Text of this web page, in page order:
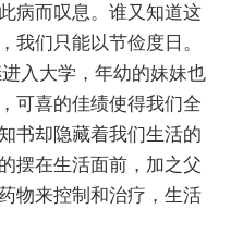
病而叹息。谁又知道这
我们只能以节俭度日。
入大学，年幼的妹妹也
可喜的佳绩使得我们全
书却隐藏着我们生活的
摆在生活面前，加之父
物来控制和治疗，生活